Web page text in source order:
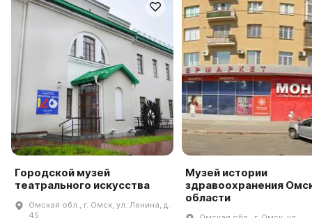
Городской музей
театрального искусства
Омская обл., г. Омск, ул. Ленина, д.
45
Музей истории
здравоохранения
области